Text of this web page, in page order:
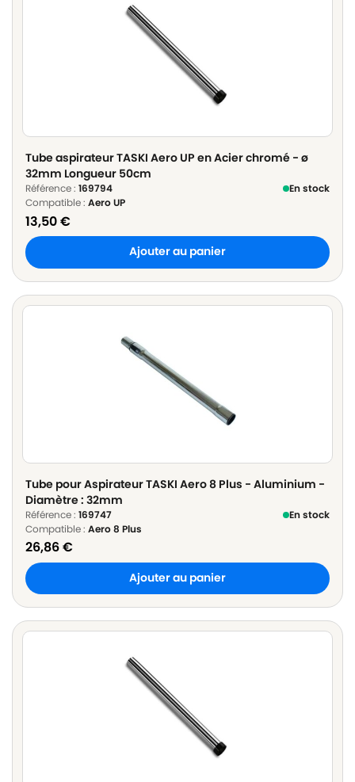
Tube aspirateur TASKI Aero UP en Acier chromé - ø
32mm Longueur 50cm
Référence : 169794
En stock
Compatible : Aero UP
13,50€
Ajouter au panier
Tube pour Aspirateur TASKI Aero 8 Plus - Aluminium -
Diamètre : 32mm
Référence : 169747
En stock
Compatible : Aero 8 Plus
26,86€
Ajouter au panier